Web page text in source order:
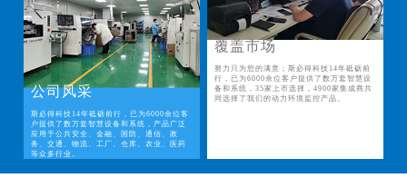
公司风采
斯必得科技14年砥砺前行，已为6000余位客
户提供了数万套智慧设备和系统，产品广泛
应用于公共安全、金融、国防、通信、政
务、交通、物流、工厂、仓库、农业、医药
等众多行业。
覆盖市场
努力只为您的满意；斯必得科技14年砥砺前
行，已为6000余位客户提供了数万套智慧设
备和系统，35家上市选择，4900家集成商共
同选择了我们的动力环境监控产品。